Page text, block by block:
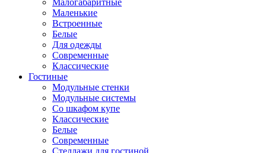
Малогабаритные
Маленькие
Встроенные
Белые
Для одежды
Современные
Классические
Гостиные
Модульные стенки
Модульные системы
Со шкафом купе
Классические
Белые
Современные
Стеллажи для гостиной